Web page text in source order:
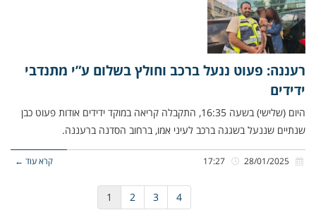
רעננה: פעוט ננעל ברכב וחולץ בשלום ע”י מתנדבי
ידידים
היום (שלישי) בשעה 16:35, התקבלה קריאה במוקד ידידים אודות פעוט כבן
שנתיים שננעל בשגגה ברכב לעיני אמו, ברחוב הסדנה ברעננה.
קרא עוד ←
1 2 3 4